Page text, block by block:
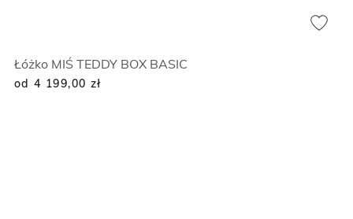
Łóżko MIŚ TEDDY BOX BASIC
od 4 199,00 zł